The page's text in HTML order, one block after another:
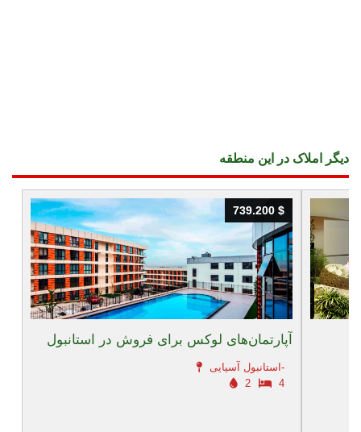
دیگر املاک در این منطقه
آپارتمان‌های لوکس برای فروش در استانبول
استانبول آسیایی-
4
2
739.200 $
739.200 $